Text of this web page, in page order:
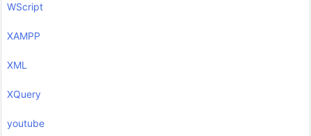
WScript
XAMPP
XML
XQuery
youtube